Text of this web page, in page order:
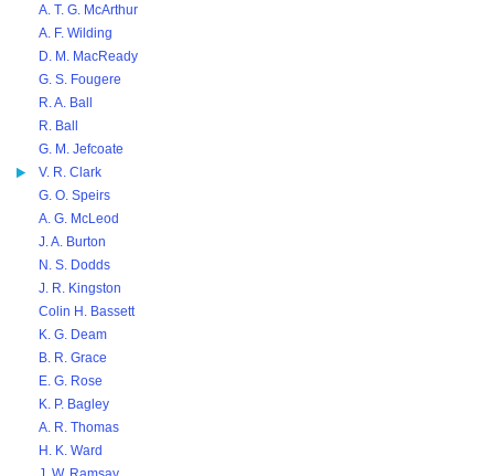
A. T. G. McArthur
A. F. Wilding
D. M. MacReady
G. S. Fougere
R. A. Ball
R. Ball
G. M. Jefcoate
V. R. Clark
G. O. Speirs
A. G. McLeod
J. A. Burton
N. S. Dodds
J. R. Kingston
Colin H. Bassett
K. G. Deam
B. R. Grace
E. G. Rose
K. P. Bagley
A. R. Thomas
H. K. Ward